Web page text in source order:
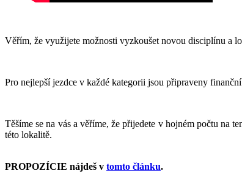
Věřím, že využijete možnosti vyzkoušet novou disciplínu a
Pro nejlepší jezdce v každé kategorii jsou připraveny
Těšíme se na vás a věříme, že přijedete v hojném počtu na
této lokalitě.
PROPOZÍCIE nájdeš v tomto článku.